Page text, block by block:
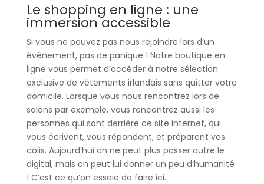
Le shopping en ligne : une
immersion accessible
Si vous ne pouvez pas nous rejoindre lors d’un
événement, pas de panique ! Notre boutique en
ligne vous permet d’accéder à notre sélection
exclusive de vêtements irlandais sans quitter votre
domicile. Lorsque vous nous rencontrez lors de
salons par exemple, vous rencontrez aussi les
personnes qui sont derrière ce site internet, qui
vous écrivent, vous répondent, et préparent vos
colis. Aujourd’hui on ne peut plus passer outre le
digital, mais on peut lui donner un peu d’humanité
! C’est ce qu’on essaie de faire ici.